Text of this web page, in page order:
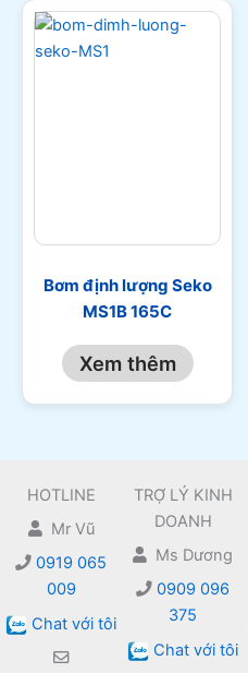
Bơm định lượng Seko
MS1B 165C
Xem thêm
HOTLINE
Mr Vũ
0919 065
009
Chat với tôi
TRỢ LÝ KINH
DOANH
Ms Dương
0909 096
375
Chat với tôi